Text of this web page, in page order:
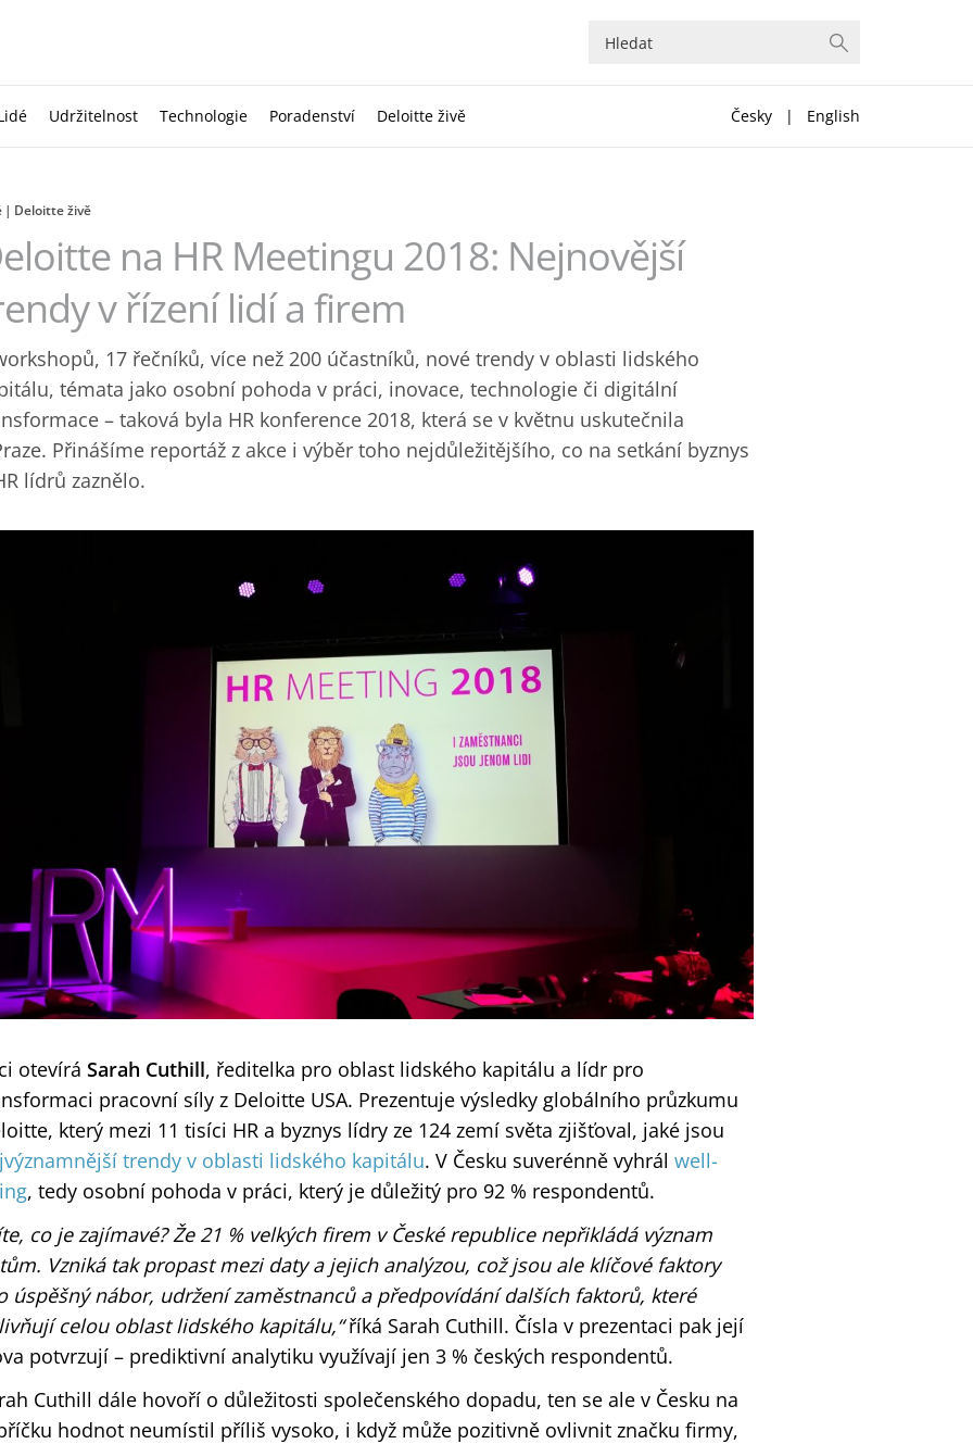
Udržitelnost Technologie Poradenství Deloitte živě Česky | English
Deloitte živě
na HR Meetingu 2018: Nejnovější
v řízení lidí a firem
17 řečníků, více než 200 účastníků, nové trendy v oblasti lidského
témata jako osobní pohoda v práci, inovace, technologie či digitální
– taková byla HR konference 2018, která se v květnu uskutečnila
Přinášíme reportáž z akce i výběr toho nejdůležitějšího, co na setkání byznys
lídrů zaznělo.
otevírá Sarah Cuthill, ředitelka pro oblast lidského kapitálu a lídr pro
pracovní síly z Deloitte USA. Prezentuje výsledky globálního průzkumu
který mezi 11 tisíci HR a byznys lídry ze 124 zemí světa zjišťoval, jaké jsou
trendy v oblasti lidského kapitálu. V Česku suverénně vyhrál well-
, tedy osobní pohoda v práci, který je důležitý pro 92 % respondentů.
co je zajímavé? Že 21 % velkých firem v České republice nepřikládá význam
Vzniká tak propast mezi daty a jejich analýzou, což jsou ale klíčové faktory
úspěšný nábor, udržení zaměstnanců a předpovídání dalších faktorů, které
celou oblast lidského kapitálu,“říká Sarah Cuthill. Čísla v prezentaci pak její
potvrzují – prediktivní analytiku využívají jen 3 % českých respondentů.
Cuthill dále hovoří o důležitosti společenského dopadu, ten se ale v Česku na
hodnot neumístil příliš vysoko, i když může pozitivně ovlivnit značku firmy,